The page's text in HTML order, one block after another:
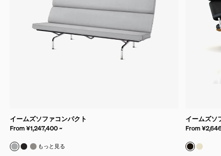
イームズソファコンパクト
From ¥1,247,400 ~
モード & インタリオ
モード & タラス
モード & シカモア
もっと見る
イームズソ
From
皮革/ブ
皮革/